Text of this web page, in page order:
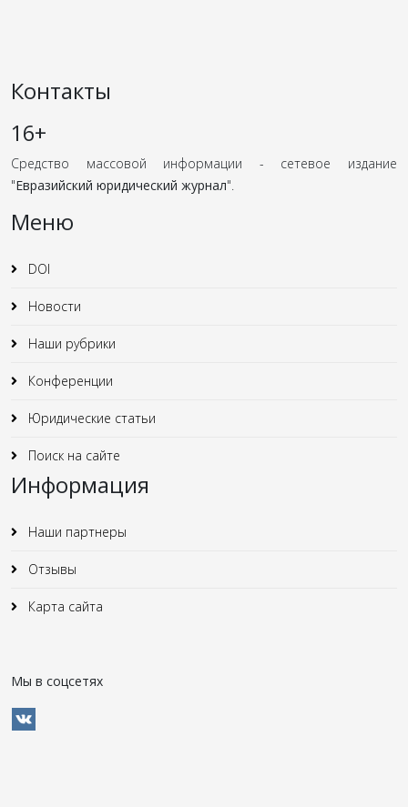
Контакты
16+
Средство массовой информации - сетевое издание
"Евразийский юридический журнал".
Меню
DOI
Новости
Наши рубрики
Конференции
Юридические статьи
Поиск на сайте
Информация
Наши партнеры
Отзывы
Карта сайта
Мы в соцсетях